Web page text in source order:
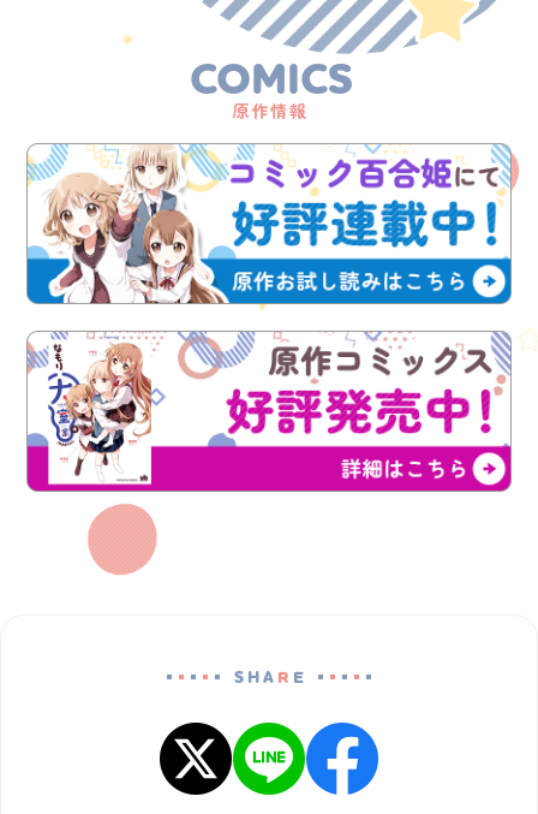
COMICS
原作情報
SHA R E